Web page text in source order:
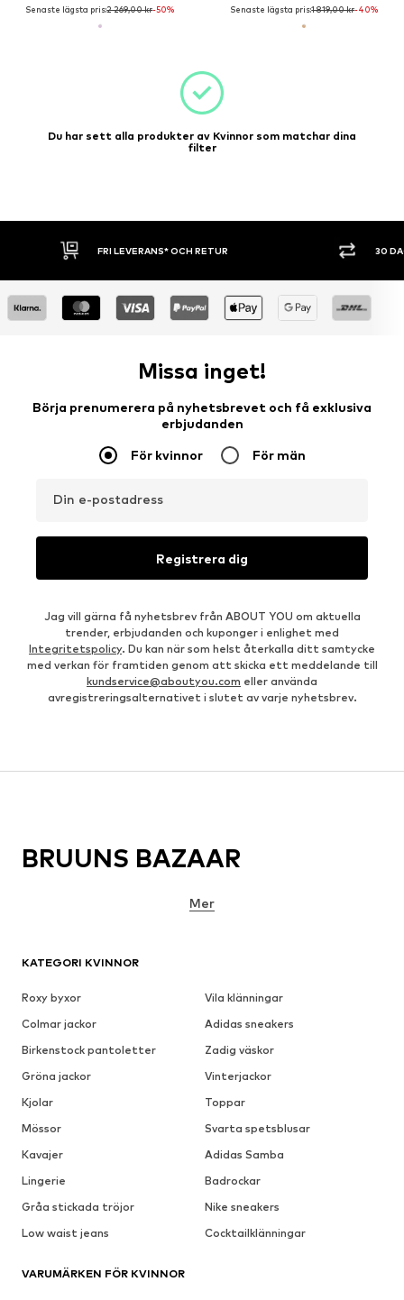
Senaste lägsta pris:2 269,00 kr-50% Senaste lägsta pris:1 819,00 kr-40%
Du har sett alla produkter av Kvinnor som matchar dina
filter
FRI LEVERANS* OCH RETUR 30
Missa inget!
Börja prenumerera på nyhetsbrevet och få exklusiva
erbjudanden
För kvinnor För män
Din e-postadress
Registrera dig
Jag vill gärna få nyhetsbrev från ABOUT YOU om aktuella
trender, erbjudanden och kuponger i enlighet med
Integritetspolicy. Du kan när som helst återkalla ditt samtycke
med verkan för framtiden genom att skicka ett meddelande till
kundservice@aboutyou.com eller använda
avregistreringsalternativet i slutet av varje nyhetsbrev.
KATEGORI KVINNOR
Roxy byxor
Vila klänningar
Colmar jackor
Adidas sneakers
Birkenstock pantoletter
Zadig väskor
Gröna jackor
Vinterjackor
Kjolar
Toppar
Mössor
Svarta spetsblusar
Kavajer
Adidas Samba
Lingerie
Badrockar
Gråa stickada tröjor
Nike sneakers
Low waist jeans
Cocktailklänningar
VARUMÄRKEN FÖR KVINNOR
BRUUNS BAZAAR
Mer